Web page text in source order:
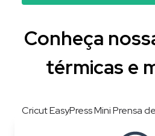
Conheça
térmicas e
Cricut EasyPress Mini Prensa